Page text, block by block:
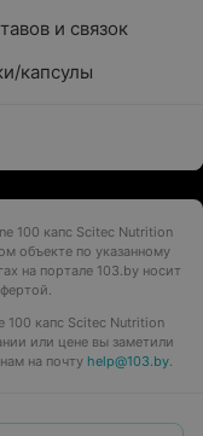
и связок
капсулы
100 капс Scitec Nutrition
объекте по указанному
на портале 103.by носит
100 капс Scitec Nutrition
или цене вы заметили
на почту help@103.by.